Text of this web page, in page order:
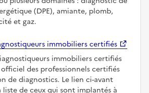
(DPE), amiante, plomb,
et gaz.
immobiliers certifiés
immobiliers certifiés
des professionnels certifiés
de diagnostics. Le lien ci-avant
liste de ceux qui sont implantés à